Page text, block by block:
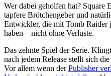
Wer dabei geholfen hat? Square
tapfere Brötchengeber und
Entwickler, die mit Tomb Raider
haben – nicht ohne Verluste.
Das zehnte Spiel der Serie.
nach jedem Release stellt sich
Vor allem wenn derPublisher